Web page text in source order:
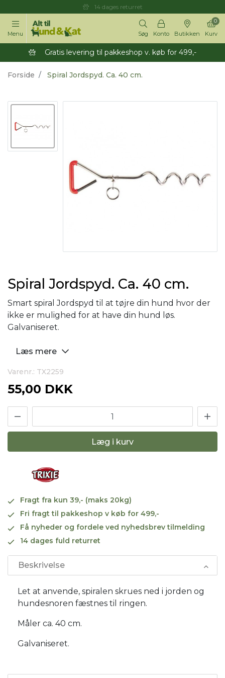
14 dages returret
Menu Søg Konto Butikken Kurv
0
Gratis levering til pakkeshop v. køb for 499,-
Forside Spiral Jordspyd. Ca. 40 cm.
Spiral Jordspyd. Ca. 40 cm.
Smart spiral Jordspyd til at tøjre din hund hvor der
ikke er mulighed for at have din hund løs.
Galvaniseret.
Læs mere
Varenr.: TX2259
55,00 DKK
Læg i kurv
Fragt fra kun 39,- (maks 20kg)
Fri fragt til pakkeshop v køb for 499,-
Få nyheder og fordele ved nyhedsbrev tilmelding
14 dages fuld returret
Beskrivelse
Let at anvende, spiralen skrues ned i jorden og
hundesnoren fæstnes til ringen.
Måler ca. 40 cm.
Galvaniseret.